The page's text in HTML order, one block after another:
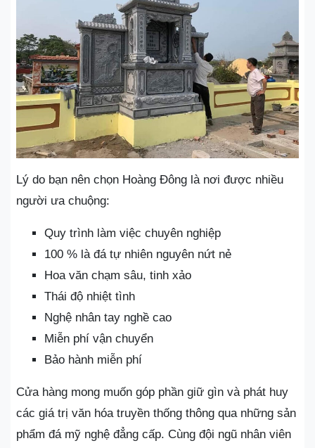
Lý do bạn nên chọn Hoàng Đông là nơi được nhiều
người ưa chuộng:
Quy trình làm việc chuyên nghiệp
100 % là đá tự nhiên nguyên nứt nẻ
Hoa văn chạm sâu, tinh xảo
Thái độ nhiệt tình
Nghệ nhân tay nghề cao
Miễn phí vận chuyển
Bảo hành miễn phí
Cửa hàng mong muốn góp phần giữ gìn và phát huy
các giá trị văn hóa truyền thống thông qua những sản
phẩm đá mỹ nghệ đẳng cấp. Cùng đội ngũ nhân viên